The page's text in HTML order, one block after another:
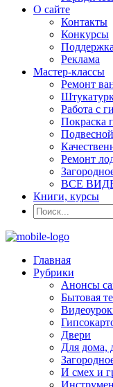
О сайте
Контакты
Конкурсы
Поддержка
Реклама
Мастер-классы
Ремонт
Работа с
Покраска
Ремонт
ВСЕ
Книги, курсы
Главная
Рубрики
Анонсы
Бытовая
Двери
Для дома,
И смех и